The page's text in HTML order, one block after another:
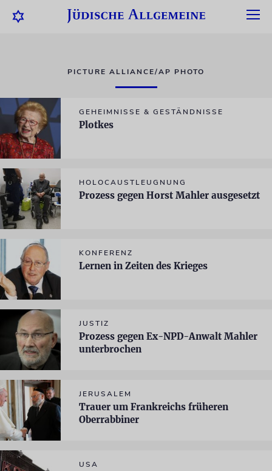
PICTURE ALLIANCE/AP PHOTO
GEHEIMNISSE & GESTÄNDNISSE
Plotkes
HOLOCAUSTLEUGNUNG
Prozess gegen Horst Mahler ausgesetzt
KONFERENZ
Lernen in Zeiten des Krieges
JUSTIZ
Prozess gegen Ex-NPD-Anwalt Mahler
unterbrochen
JERUSALEM
Trauer um Frankreichs früheren
Oberrabbiner
USA